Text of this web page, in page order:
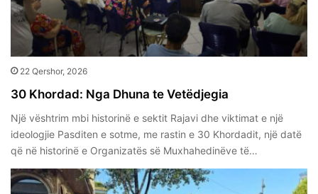
22 Qershor, 2026
30 Khordad: Nga Dhuna te Vetëdjegia
Një vështrim mbi historinë e sektit Rajavi dhe viktimat e një
ideologjie Pasditen e sotme, me rastin e 30 Khordadit, një datë
që në historinë e Organizatës së Muxhahedinëve të…